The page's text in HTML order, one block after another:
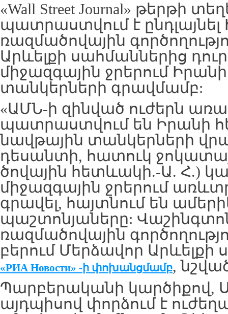
«Wall Street Journal» թերթի
պատրաստվում է ընդլայնել
ռազմածովային
Արևելքի սահմաններից
միջազգային ջրերում
տանկերների գրավմամբ:
«ԱՄՆ-ի զինված ուժերն
պատրաստվում են Իրանի
նավթային տանկերների վրա
դեսանտի, հատուկ
ծովային հետևակի.-Ա. Հ.)
միջազգային ջրերում
գրավել, հայտնում են
պաշտոնյաները:
ռազմածովային
բերում Մերձավոր Արևելքի
«РИА Новости» -ի փոխանցմամբ,
Պարբերականի կարծիքով,
այդպիսով փորձում է